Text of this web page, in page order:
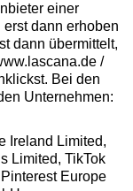
einer
dann erhoben
dann übermittelt,
/
Bei den
Unternehmen:
Ireland Limited,
Limited, TikTok
Europe